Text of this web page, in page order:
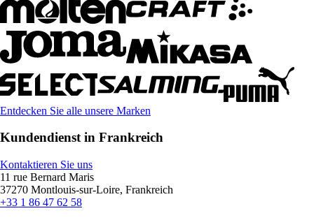
Entdecken Sie alle unsere Marken
Kundendienst in Frankreich
Kontaktieren Sie uns
11 rue Bernard Maris
37270 Montlouis-sur-Loire, Frankreich
+33 1 86 47 62 58